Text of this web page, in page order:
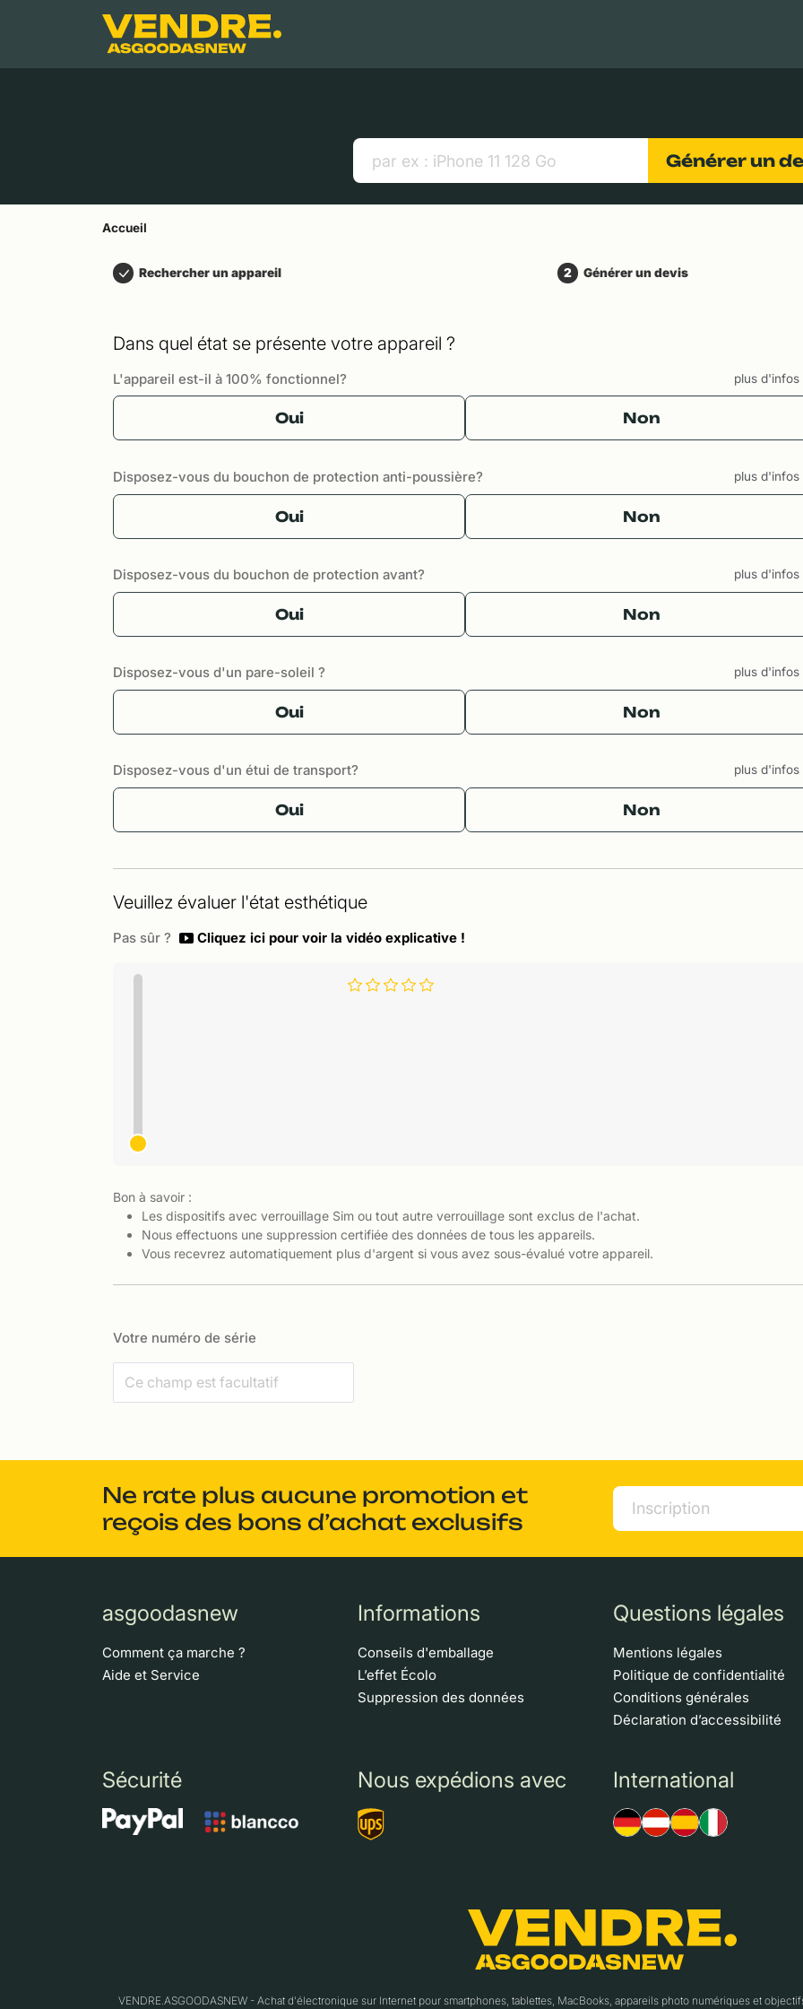
Contenu principal
Générer un
Accueil
Rechercher un appareil 2 Générer un devis
Dans quel état se présente votre appareil ?
L'appareil est-il à 100% fonctionnel? plus d'infos
Oui Non
Disposez-vous du bouchon de protection anti-poussière? plus d'infos
Oui Non
Disposez-vous du bouchon de protection avant? plus d'infos
Oui Non
Disposez-vous d'un pare-soleil ? plus d'infos
Oui Non
Disposez-vous d'un étui de transport? plus d'infos
Oui Non
Veuillez évaluer l'état esthétique
Pas sûr ? Cliquez ici pour voir la vidéo explicative !
Bon à savoir :
Les dispositifs avec verrouillage Sim ou tout autre verrouillage sont exclus de l'achat.
Nous effectuons une suppression certifiée des données de tous les appareils.
Vous recevrez automatiquement plus d'argent si vous avez sous-évalué votre appareil.
Votre numéro de série
Ne rate plus aucune promotion et
reçois des bons d’achat exclusifs
asgoodasnew
Comment ça marche ?
Aide et Service
Informations
Conseils d'emballage
L’effet Écolo
Suppression des données
Questions légales
Mentions légales
Politique de confidentialité
Conditions générales
Déclaration d’accessibilité
Sécurité Nous expédions avec International
VENDRE.ASGOODASNEW - Achat d'électronique sur Internet pour smartphones, tablettes, MacBooks, appareils photo numériques et